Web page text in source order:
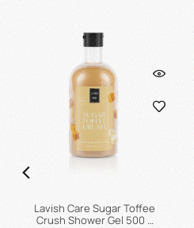
Lavish Care Sugar Toffee
Crush Shower Gel 500 …